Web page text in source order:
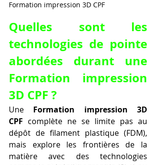
Formation impression 3D CPF
Quelles sont les
technologies de pointe
abordées durant une
Formation impression
3D CPF ?
Une Formation impression 3D
CPF complète ne se limite pas au
dépôt de filament plastique (FDM),
mais explore les frontières de la
matière avec des technologies